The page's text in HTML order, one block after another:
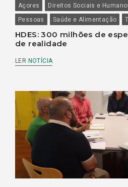
Açores Direitos Sociais e
Pessoas
Saúde e Alimentação
HDES: 300 milhões de
de realidade
LER NOTÍCIA